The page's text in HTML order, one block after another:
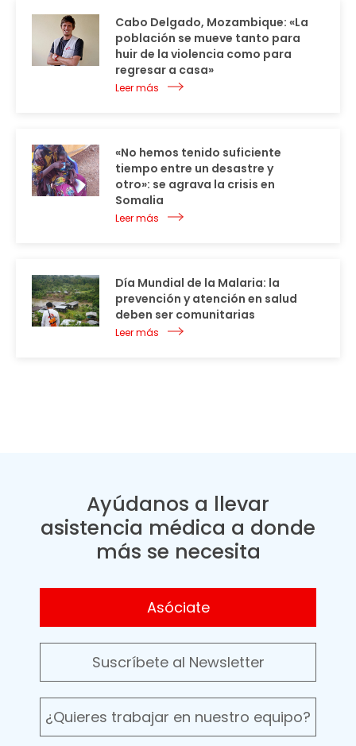
Cabo Delgado, Mozambique: «La
población se mueve tanto para
huir de la violencia como para
regresar a casa»
Leer más
«No hemos tenido suficiente
tiempo entre un desastre y
otro»: se agrava la crisis en
Somalia
Leer más
Día Mundial de la Malaria: la
prevención y atención en salud
deben ser comunitarias
Leer más
Ayúdanos a llevar
asistencia médica a donde
más se necesita
Asóciate
Suscríbete al Newsletter
¿Quieres trabajar en nuestro equipo?